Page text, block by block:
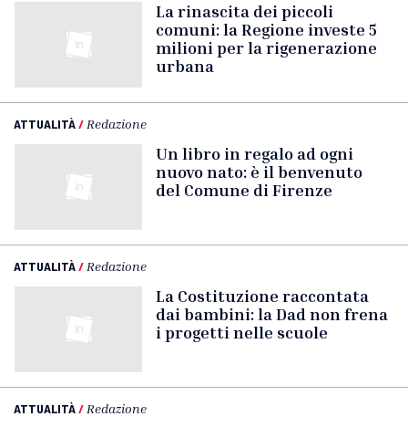
La rinascita dei piccoli
comuni: la Regione investe 5
milioni per la rigenerazione
urbana
ATTUALITÀ/ Redazione
Un libro in regalo ad ogni
nuovo nato: è il benvenuto
del Comune di Firenze
ATTUALITÀ/ Redazione
La Costituzione raccontata
dai bambini: la Dad non frena
i progetti nelle scuole
ATTUALITÀ/ Redazione